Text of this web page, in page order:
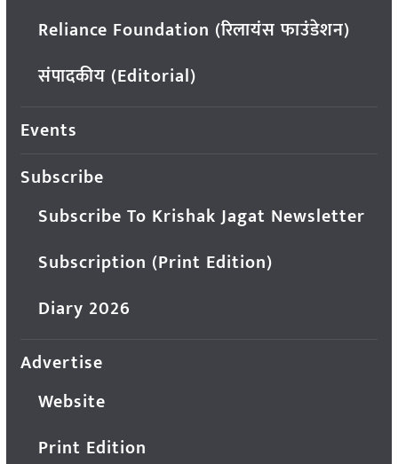
Reliance Foundation (रिलायंस फाउंडेशन)
संपादकीय (Editorial)
Events
Subscribe
Subscribe To Krishak Jagat Newsletter
Subscription (Print Edition)
Diary 2026
Advertise
Website
Print Edition